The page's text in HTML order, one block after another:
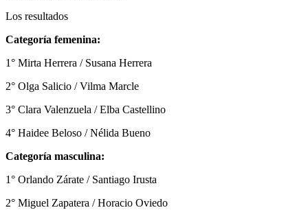
Los resultados
Categoría femenina:
1° Mirta Herrera / Susana Herrera
2° Olga Salicio / Vilma Marcle
3° Clara Valenzuela / Elba Castellino
4° Haidee Beloso / Nélida Bueno
Categoría masculina:
1° Orlando Zárate / Santiago Irusta
2° Miguel Zapatera / Horacio Oviedo